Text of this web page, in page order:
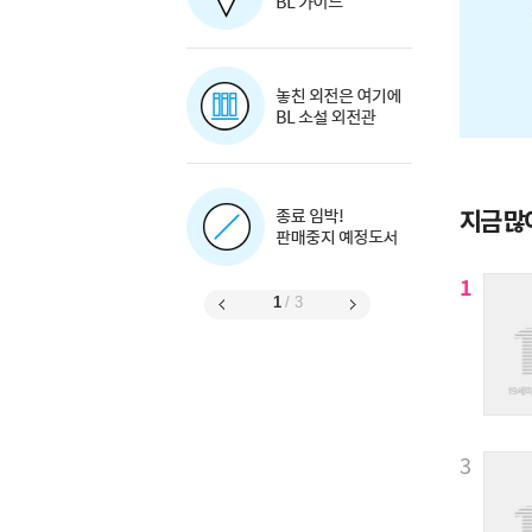
1/ 3
지금
1
3